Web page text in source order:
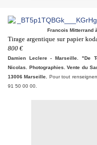
Francois Mitterrand
Tirage argentique sur papier
800 €
Damien Leclere - Marseille. "De
Nicolas. Photographies. Vente du
13006 Marseille.
Pour tout
91 50 00 00.